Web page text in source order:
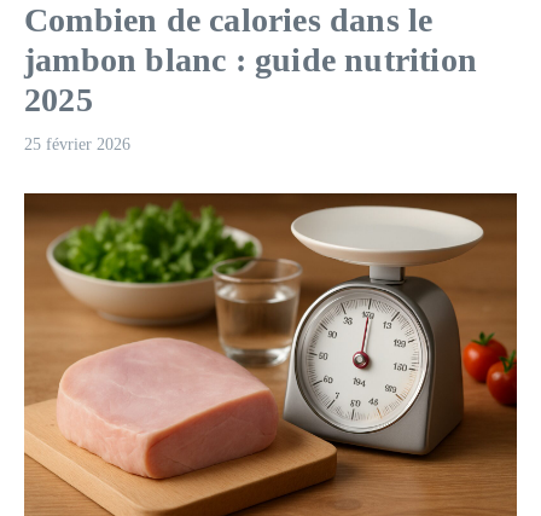
Combien de calories dans le
jambon blanc : guide nutrition
2025
25 février 2026